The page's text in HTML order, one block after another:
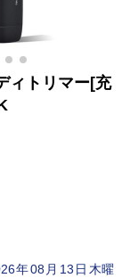
ィトリマー[充
年08 月 13 日木曜